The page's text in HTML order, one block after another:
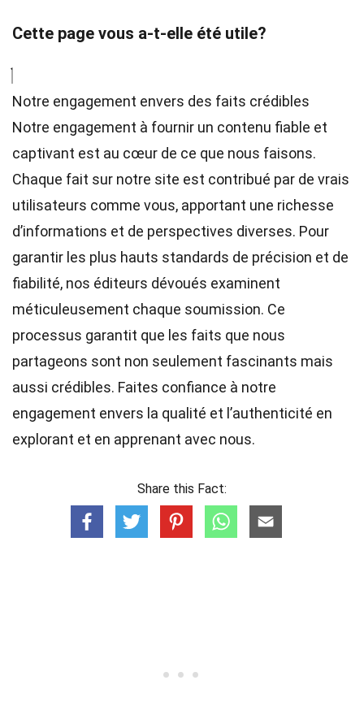
Cette page vous a-t-elle été utile?
Notre engagement envers des faits crédibles
Notre engagement à fournir un contenu fiable et
captivant est au cœur de ce que nous faisons.
Chaque fait sur notre site est contribué par de vrais
utilisateurs comme vous, apportant une richesse
d’informations et de perspectives diverses. Pour
garantir les plus hauts standards de précision et de
fiabilité, nos éditeurs dévoués examinent
méticuleusement chaque soumission. Ce
processus garantit que les faits que nous
partageons sont non seulement fascinants mais
aussi crédibles. Faites confiance à notre
engagement envers la qualité et l’authenticité en
explorant et en apprenant avec nous.
Share this Fact: